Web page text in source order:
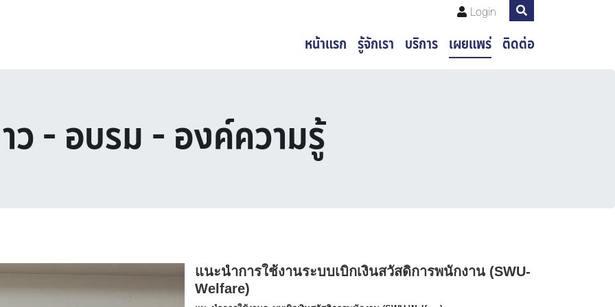
Login
หน้าแรก รู้จักเรา บริการ เผยแพร่ ติดต่อ
ว - อบรม - องค์ความรู้
แนะนำการใช้งานระบบเบิกเงินสวัสดิการพนักงาน (SWU-
Welfare)